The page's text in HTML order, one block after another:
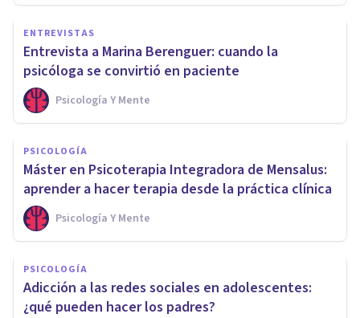
ENTREVISTAS
Entrevista a Marina Berenguer: cuando la
psicóloga se convirtió en paciente
Psicología Y Mente
PSICOLOGÍA
Máster en Psicoterapia Integradora de Mensalus:
aprender a hacer terapia desde la práctica clínica
Psicología Y Mente
PSICOLOGÍA
Adicción a las redes sociales en adolescentes:
¿qué pueden hacer los padres?